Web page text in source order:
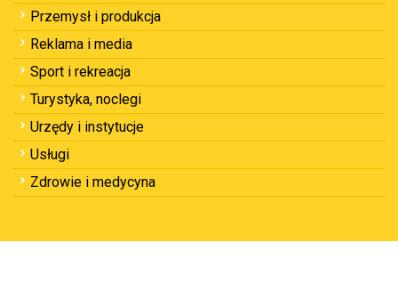
Przemysł i produkcja
Reklama i media
Sport i rekreacja
Turystyka, noclegi
Urzędy i instytucje
Usługi
Zdrowie i medycyna